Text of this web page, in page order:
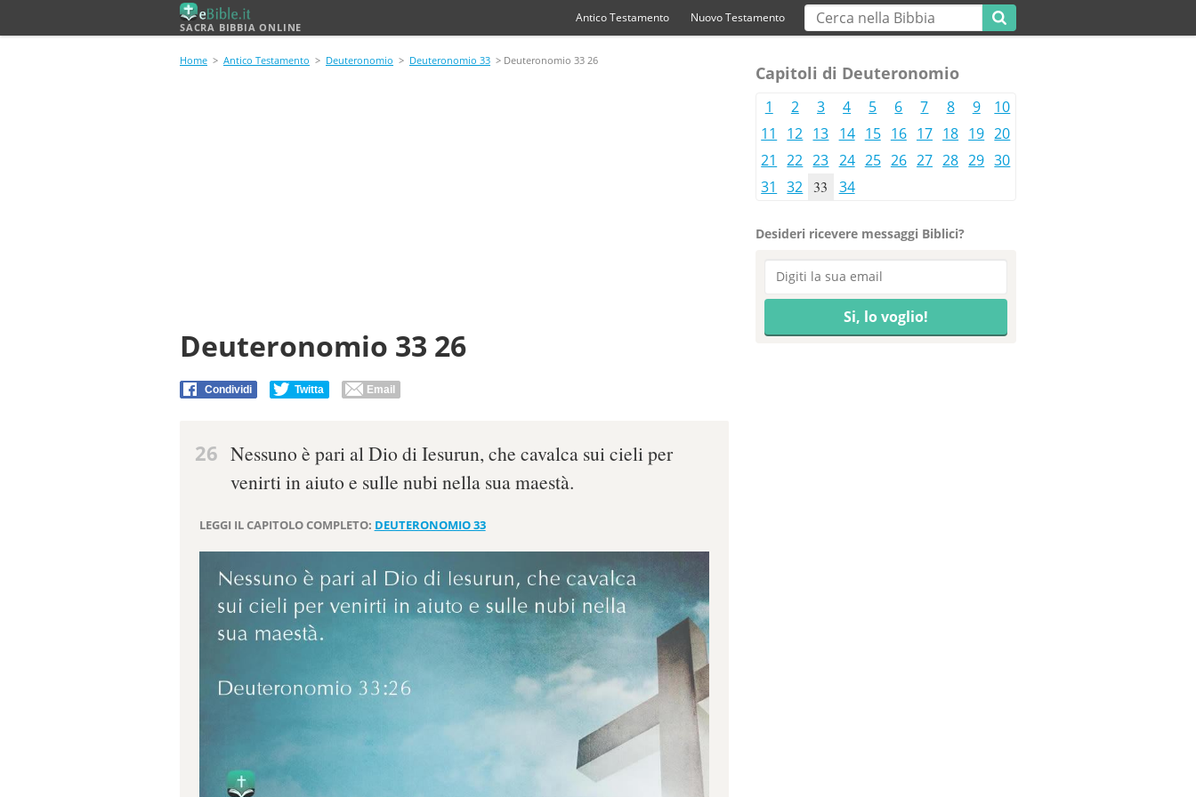
SACRA BIBBIA ONLINE
Antico Testamento Nuovo Testamento
Home > Antico Testamento > Deuteronomio > Deuteronomio 33 > Deuteronomio 33 26
Deuteronomio 33 26
Condividi Twitta Email
26 Nessuno è pari al Dio di Iesurun, che cavalca sui cieli per
venirti in aiuto e sulle nubi nella sua maestà.
LEGGI IL CAPITOLO COMPLETO: DEUTERONOMIO 33
Capitoli di Deuteronomio
1 2 3 4 5 6 7 8 9
10
11
12 13 14 15 16 17 18 19 20
21
22 23 24 25 26 27 28 29 30
31
32 33 34
Desideri ricevere messaggi Biblici?